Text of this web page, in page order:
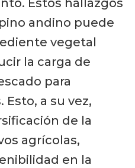
Estos hallazgos
andino puede
vegetal
la carga de
para
a su vez,
de la
agrícolas,
en la